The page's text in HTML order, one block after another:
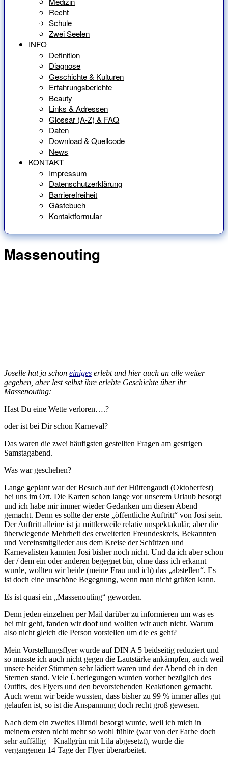
Recht
Schule
Zwei Seelen
INFO
Definition
Diagnose
Geschichte & Kulturen
Erfahrungsberichte
Beauty
Links & Adressen
Glossar (A-Z) & FAQ
Daten
Download & Quellcode
News
KONTAKT
Impressum
Datenschutzerklärung
Barrierefreiheit
Gästebuch
Kontaktformular
Massenouting
Joselle hat ja schon einiges erlebt und hier auch an alle weiter
gegeben, aber lest selbst ihre erlebte Geschichte über ihr
Massenouting:
Hast Du eine Wette verloren….?
oder ist bei Dir schon Karneval?
Das waren die zwei häufigsten gestellten Fragen am gestrigen
Samstagabend.
Was war geschehen?
Lange geplant war der Besuch auf der Hüttengaudi (Oktoberfest)
bei uns im Ort. Die Karten schon lange vor unserem Urlaub besorgt
und ich habe mir immer wieder Gedanken um diesen Abend
gemacht. Denn es sollte der erste „öffentliche Auftritt“ von Josi sein.
Der Auftritt alleine ist ja mittlerweile relativ unspektakulär, aber die
überwiegende Mehrheit des erweiterten Freundeskreis, Bekannten
und Vereinsmitglieder aus dem Kreise der Schützen und
Karnevalisten kannten Josi bisher noch nicht. Und da ich aber schon
der / dem ein oder anderen begegnet bin, ohne dass ich erkannt
wurde, wollten wir beide (meine Frau und ich) das „abstellen“. Es
ist doch eine unschöne Begegnung, wenn man nicht grüßen kann.
Es ist quasi ein „Massenouting“ geworden.
Denn jeden einzelnen per Mail darüber zu informieren um was es
bei mir geht, fanden wir doof und wollten wir auch nicht. Warum
also nicht gleich die Person vorstellen um die es geht?
Mein Vorstellungsflyer wurde auf DIN A 5 beidseitig reduziert und
so musste ich auch nicht gegen die Lautstärke ankämpfen, auch weil
unsere beider Stimmen sehr lädiert waren und der Abend eh in den
Sternen stand. Viele Überlegungen wurden vorher bezüglich des
Outfits, des Flyers und den bevorstehenden Reaktionen gemacht.
Auch wenn wir beide wussten, dass bisher zu 99 % immer alles gut
gelaufen ist, so ist die Anspannung doch recht groß gewesen.
Nach dem ein zweites Dirndl besorgt wurde, weil ich mich in
meinem ersten nicht mehr so wohl fühlte (war von der Farbe doch
sehr auffällig – Knallgrün mit Lila abgesetzt), wurde die
vergangenen 14 Tage der Flyer überarbeitet.